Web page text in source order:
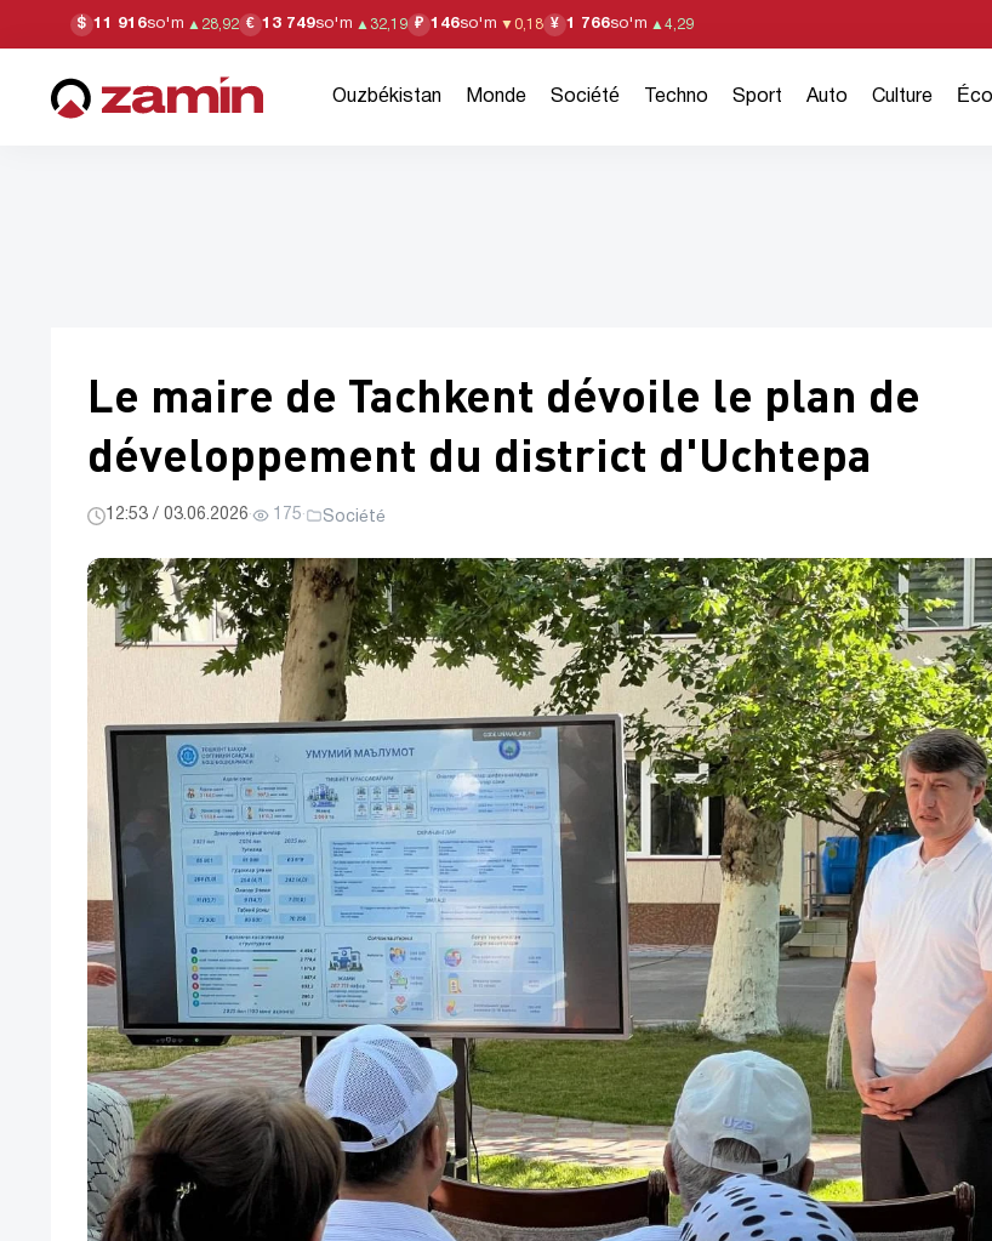
$ 11 916so'm ▲ 28,92 € 13 749so'm ▲ 32,19 ₽ 146so'm ▼ 0,18 ¥ 1 766so'm ▲ 4,29
Ouzbékistan Monde Société Techno Sport Auto Culture
Le maire de Tachkent dévoile le plan de
développement du district d'Uchtepa
12:53 / 03.06.2026· 175· Société